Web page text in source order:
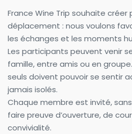
France Wine Trip souhaite créer
déplacement : nous voulons
les échanges et les moments
Les participants peuvent venir
famille, entre amis ou en
seuls doivent pouvoir se sentir
jamais isolés.
Chaque membre est invité,
faire preuve d’ouverture, de
convivialité.